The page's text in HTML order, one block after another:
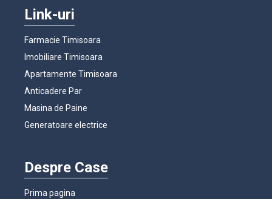
Link-uri
Farmacie Timisoara
Imobiliare Timisoara
Apartamente Timisoara
Anticadere Par
Masina de Paine
Generatoare electrice
Despre Case
Prima pagina